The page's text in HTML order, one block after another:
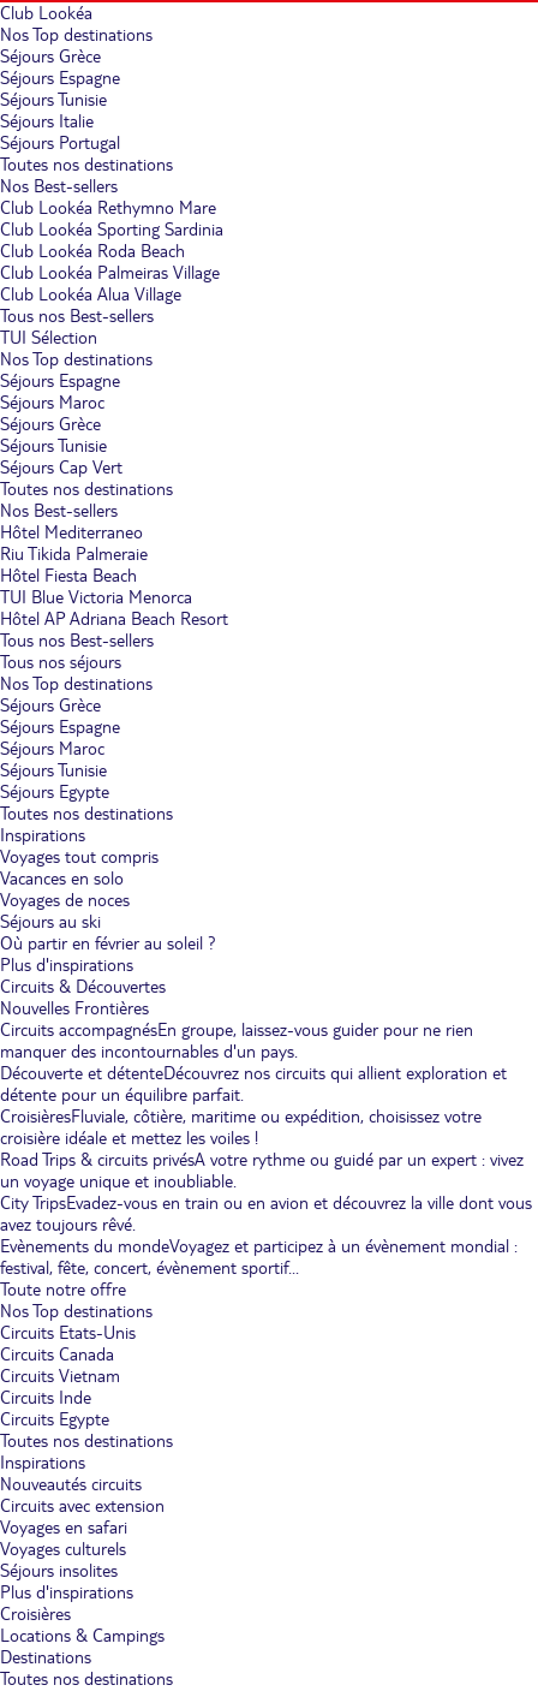
Club Lookéa
Nos Top destinations
Séjours Grèce
Séjours Espagne
Séjours Tunisie
Séjours Italie
Séjours Portugal
Toutes nos destinations
Nos Best-sellers
Club Lookéa Rethymno Mare
Club Lookéa Sporting Sardinia
Club Lookéa Roda Beach
Club Lookéa Palmeiras Village
Club Lookéa Alua Village
Tous nos Best-sellers
TUI Sélection
Nos Top destinations
Séjours Espagne
Séjours Maroc
Séjours Grèce
Séjours Tunisie
Séjours Cap Vert
Toutes nos destinations
Nos Best-sellers
Hôtel Mediterraneo
Riu Tikida Palmeraie
Hôtel Fiesta Beach
TUI Blue Victoria Menorca
Hôtel AP Adriana Beach Resort
Tous nos Best-sellers
Tous nos séjours
Nos Top destinations
Séjours Grèce
Séjours Espagne
Séjours Maroc
Séjours Tunisie
Séjours Egypte
Toutes nos destinations
Inspirations
Voyages tout compris
Vacances en solo
Voyages de noces
Séjours au ski
Où partir en février au soleil ?
Plus d'inspirations
Circuits & Découvertes
Nouvelles Frontières
Circuits accompagnésEn groupe, laissez-vous guider pour ne rien
manquer des incontournables d'un pays.
Découverte et détenteDécouvrez nos circuits qui allient exploration et
détente pour un équilibre parfait.
CroisièresFluviale, côtière, maritime ou expédition, choisissez votre
croisière idéale et mettez les voiles !
Road Trips & circuits privésA votre rythme ou guidé par un expert : vivez
un voyage unique et inoubliable.
City TripsEvadez-vous en train ou en avion et découvrez la ville dont vous
avez toujours rêvé.
Evènements du mondeVoyagez et participez à un évènement mondial :
festival, fête, concert, évènement sportif...
Toute notre offre
Nos Top destinations
Circuits Etats-Unis
Circuits Canada
Circuits Vietnam
Circuits Inde
Circuits Egypte
Toutes nos destinations
Inspirations
Nouveautés circuits
Circuits avec extension
Voyages en safari
Voyages culturels
Séjours insolites
Plus d'inspirations
Croisières
Locations & Campings
Destinations
Toutes nos destinations